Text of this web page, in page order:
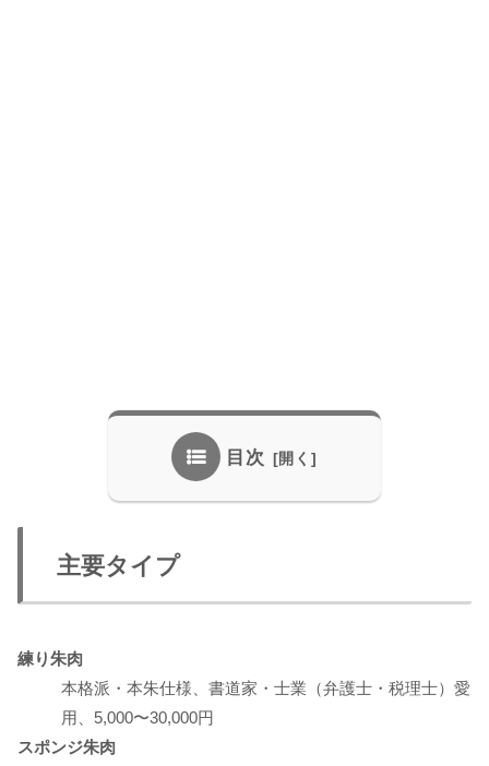
目次
主要タイプ
練り朱肉
本格派・本朱仕様、書道家・士業（弁護士・税理士）愛
用、5,000〜30,000円
スポンジ朱肉